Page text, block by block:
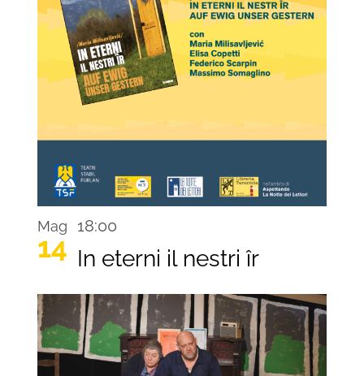
Mag
14
18:00
In eterni il nestri îr